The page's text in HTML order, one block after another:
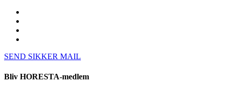
SEND SIKKER MAIL
Bliv HORESTA-medlem